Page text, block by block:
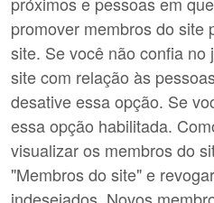
promover membros do site
site. Se você não confia
site com relação às
desative essa opção. Se
essa opção habilitada.
visualizar os membros do
"Membros do site" e